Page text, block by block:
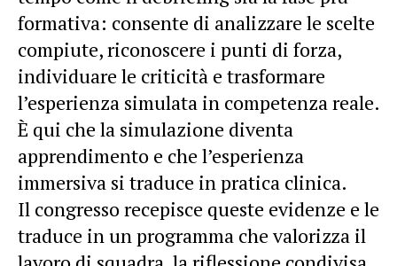
formativa: consente di analizzare le scelte
compiute, riconoscere i punti di forza,
individuare le criticità e trasformare
l’esperienza simulata in competenza reale.
È qui che la simulazione diventa
apprendimento e che l’esperienza
immersiva si traduce in pratica clinica.
Il congresso recepisce queste evidenze e le
traduce in un programma che valorizza il